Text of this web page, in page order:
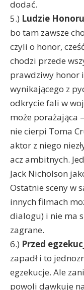
dodać.
5.) Ludzie Honoru
bo tam zawsze
czyli o honor,
chodzi przede
prawdziwy honor
wynikającego z
odkrycie fali w
może porażająca
nie cierpi Toma
aktor z niego
acz ambitnych.
Jack Nicholson
Ostatnie sceny w
innych filmach
dialogu) i nie ma
zagrane.
6.) Przed
zapadł i to
egzekucje. Ale
powoli dawkuje